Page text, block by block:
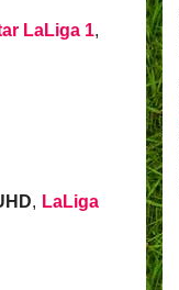
LaLiga 1,
, LaLiga